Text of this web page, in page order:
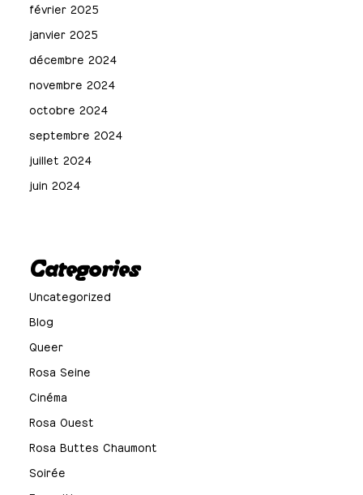
février 2025
janvier 2025
décembre 2024
novembre 2024
octobre 2024
septembre 2024
juillet 2024
juin 2024
Categories
Uncategorized
Blog
Queer
Rosa Seine
Cinéma
Rosa Ouest
Rosa Buttes Chaumont
Soirée